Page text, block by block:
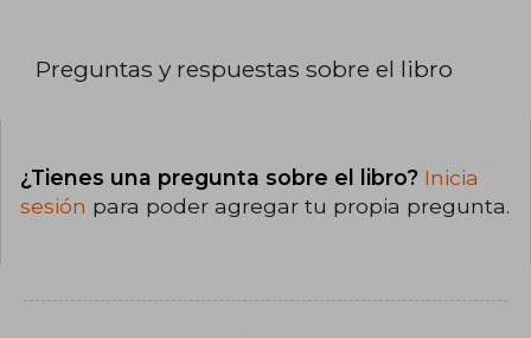
Preguntas y respuestas sobre el libro
¿Tienes una pregunta sobre el libro? Inicia
sesión para poder agregar tu propia pregunta.